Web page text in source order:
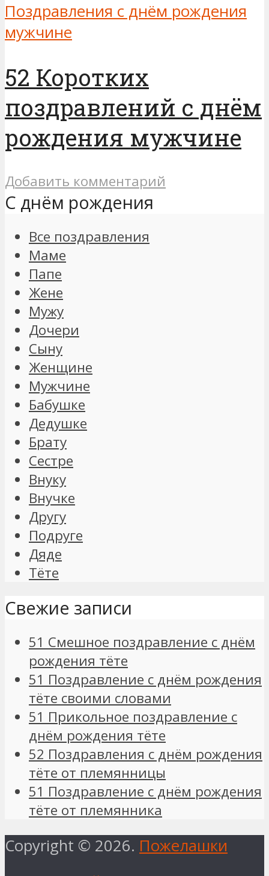
Поздравления с днём рождения
мужчине
52 Коротких
поздравлений с днём
рождения мужчине
Добавить комментарий
С днём рождения
Все поздравления
Маме
Папе
Жене
Мужу
Дочери
Сыну
Женщине
Мужчине
Бабушке
Дедушке
Брату
Сестре
Внуку
Внучке
Другу
Подруге
Дяде
Тёте
Свежие записи
51 Смешное поздравление с днём
рождения тёте
51 Поздравление с днём рождения
тёте своими словами
51 Прикольное поздравление с
днём рождения тёте
52 Поздравления с днём рождения
тёте от племянницы
51 Поздравление с днём рождения
тёте от племянника
Copyright © 2026. Пожелашки